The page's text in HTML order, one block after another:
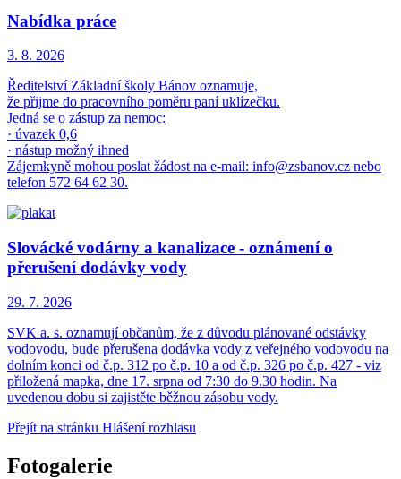
Nabídka práce
3. 8. 2026
Ředitelství Základní školy Bánov oznamuje,
že přijme do pracovního poměru paní uklízečku.
Jedná se o zástup za nemoc:
· úvazek 0,6
· nástup možný ihned
Zájemkyně mohou poslat žádost na e-mail: info@zsbanov.cz nebo
telefon 572 64 62 30.
Slovácké vodárny a kanalizace - oznámení o
přerušení dodávky vody
29. 7. 2026
SVK a. s. oznamují občanům, že z důvodu plánované odstávky
vodovodu, bude přerušena dodávka vody z veřejného vodovodu na
dolním konci od č.p. 312 po č.p. 10 a od č.p. 326 po č.p. 427 - viz
přiložená mapka, dne 17. srpna od 7:30 do 9.30 hodin. Na
uvedenou dobu si zajistěte běžnou zásobu vody.
Přejít na stránku Hlášení rozhlasu
Fotogalerie